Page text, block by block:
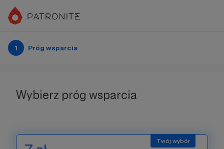
1 Próg wsparcia
Wybierz próg wsparcia